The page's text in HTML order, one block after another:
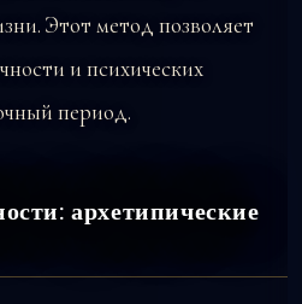
Этот метод позволяет
и психических
период.
архетипические